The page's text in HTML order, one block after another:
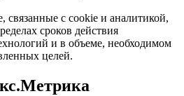
связанные с cookie и аналитикой,
сроков действия
и в объеме, необходимом
целей.